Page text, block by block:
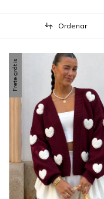
Ordenar
Frete grátis